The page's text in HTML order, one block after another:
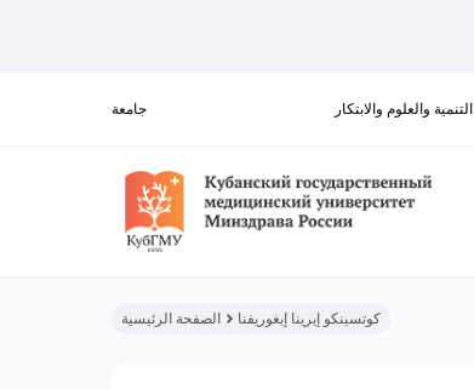
جامعة التنمية والعلوم والابتكار
الصفحة الرئيسية كوتسينكو إيرينا إيغوريفنا